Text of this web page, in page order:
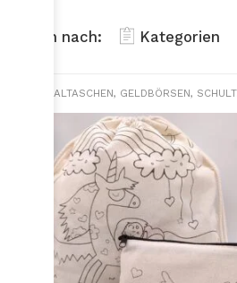
Filtern nach: Kategorien
AUSMALTASCHEN, GELDBÖRSEN, SCHULTASCHEN